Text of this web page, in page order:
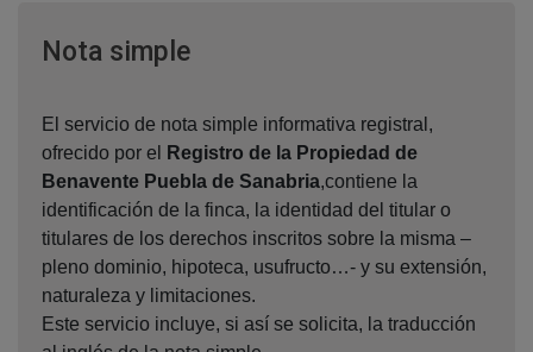
Nota simpleVentana nueva
El servicio de nota simple informativa registral,
ofrecido por el
Registro de la Propiedad de
Benavente Puebla de Sanabria,contiene la
identificación de la finca, la identidad del titular o
titulares de los derechos inscritos sobre la misma –
pleno dominio, hipoteca, usufructo…- y su extensión,
naturaleza y limitaciones.
Este servicio incluye, si así se solicita, la traducción